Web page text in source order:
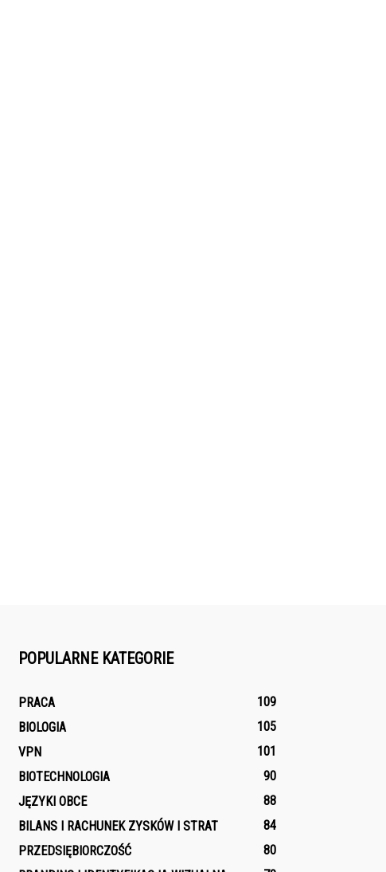
POPULARNE KATEGORIE
PRACA
109
BIOLOGIA
105
VPN
101
BIOTECHNOLOGIA
90
JĘZYKI OBCE
88
BILANS I RACHUNEK ZYSKÓW I STRAT
84
PRZEDSIĘBIORCZOŚĆ
80